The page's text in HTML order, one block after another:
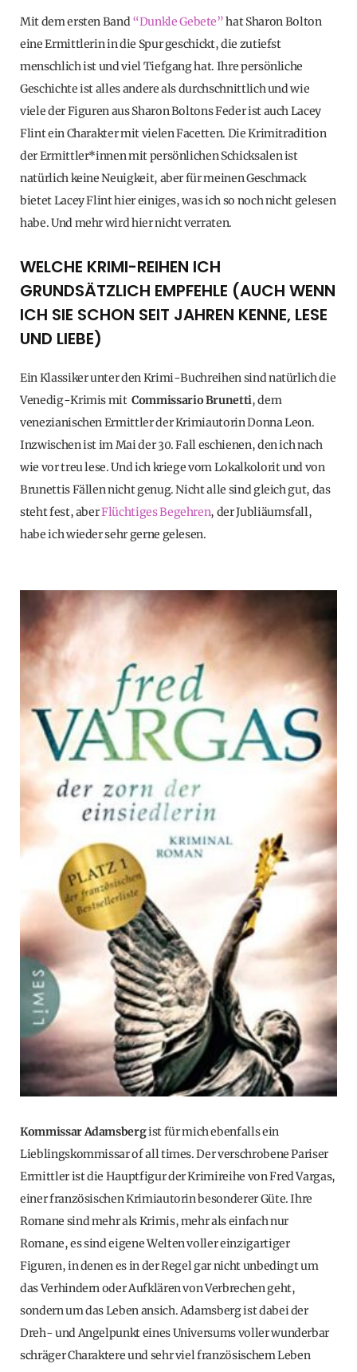
Mit dem ersten Band“Dunkle Gebete”hat Sharon Bolton
eine Ermittlerin in die Spur geschickt, die zutiefst
menschlich ist und viel Tiefgang hat. Ihre persönliche
Geschichte ist alles andere als durchschnittlich und wie
viele der Figuren aus Sharon Boltons Feder ist auch Lacey
Flint ein Charakter mit vielen Facetten. Die Krimitradition
der Ermittler*innen mit persönlichen Schicksalen ist
natürlich keine Neuigkeit, aber für meinen Geschmack
bietet Lacey Flint hier einiges, was ich so noch nicht gelesen
habe. Und mehr wird hier nicht verraten.
WELCHE KRIMI-REIHEN ICH
GRUNDSÄTZLICH EMPFEHLE (AUCH WENN
ICH SIE SCHON SEIT JAHREN KENNE, LESE
UND LIEBE)
Ein Klassiker unter den Krimi-Buchreihen sind natürlich die
Venedig-Krimis mit Commissario Brunetti, dem
venezianischen Ermittler der Krimiautorin Donna Leon.
Inzwischen ist im Mai der 30. Fall eschienen, den ich nach
wie vor treu lese. Und ich kriege vom Lokalkolorit und von
Brunettis Fällen nicht genug. Nicht alle sind gleich gut, das
steht fest, aberFlüchtiges Begehren, der Jubliäumsfall,
habe ich wieder sehr gerne gelesen.
Kommissar Adamsbergist für mich ebenfalls ein
Lieblingskommissar of all times. Der verschrobene Pariser
Ermittler istdie Hauptfigur der Krimireihe von Fred Vargas,
einer französischen Krimiautorin besonderer Güte. Ihre
Romane sind mehr als Krimis, mehr als einfach nur
Romane, es sind eigene Welten voller einzigartiger
Figuren, in denen es in der Regel gar nicht unbedingt um
das Verhindern oder Aufklären von Verbrechen geht,
sondern um das Leben ansich. Adamsberg ist dabei der
Dreh- und Angelpunkt eines Universums voller wunderbar
schräger Charaktere und sehr viel französischem Leben